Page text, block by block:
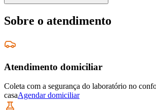
Sobre o atendimento
Atendimento domiciliar
Coleta com a segurança do laboratório no
casaAgendar domiciliar